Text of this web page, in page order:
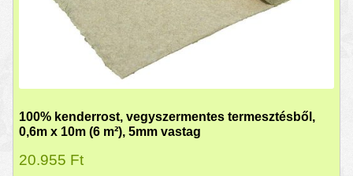
100% kenderrost, vegyszermentes termesztésből,
0,6m x 10m (6 m²), 5mm vastag
20.955 Ft